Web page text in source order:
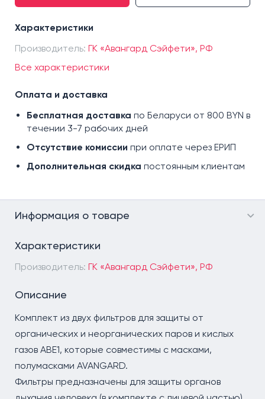
Характеристики
Производитель: ГК «Авангард Сэйфети», РФ
Все характеристики
Оплата и доставка
Бесплатная доставка по Беларуси от 800 BYN в
течении 3-7 рабочих дней
Отсутствие комиссии при оплате через ЕРИП
Дополнительная скидка постоянным клиентам
Информация о товаре
Характеристики
Производитель: ГК «Авангард Сэйфети», РФ
Описание
Комплект из двух фильтров для защиты от
органических и неорганических паров и кислых
газов АВЕ1, которые совместимы с масками,
полумасками AVANGARD.
Фильтры предназначены для защиты органов